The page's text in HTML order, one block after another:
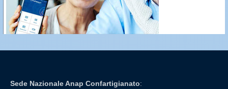
Sede Nazionale Anap Confartigianato: